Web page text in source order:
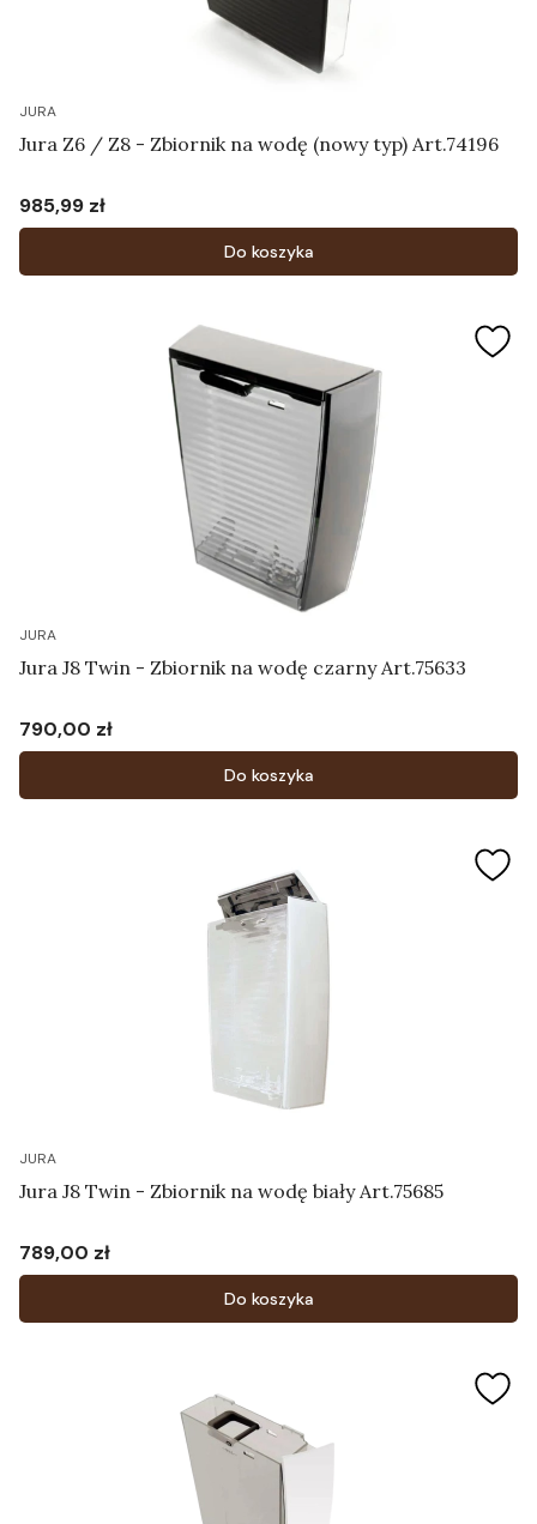
JURA
Jura Z6 / Z8 - Zbiornik na wodę (nowy typ) Art.74196
Cena
985,99 zł
Do koszyka
JURA
Jura J8 Twin - Zbiornik na wodę czarny Art.75633
Cena
790,00 zł
Do koszyka
JURA
Jura J8 Twin - Zbiornik na wodę biały Art.75685
Cena
789,00 zł
Do koszyka